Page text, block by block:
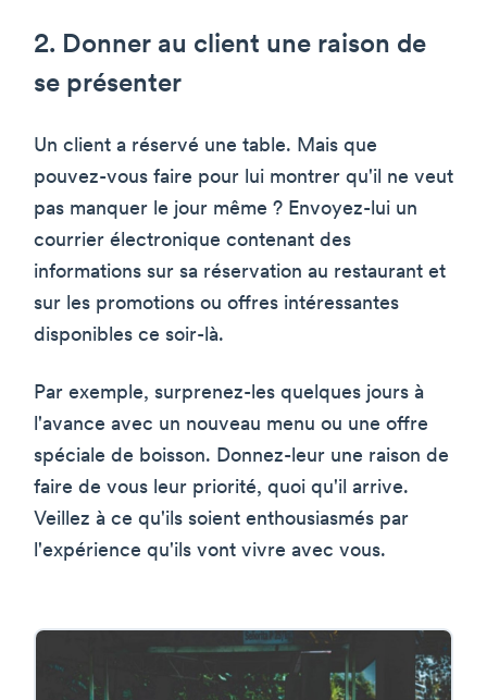
2. Donner au client une raison de
se présenter
Un client a réservé une table. Mais que
pouvez-vous faire pour lui montrer qu'il ne veut
pas manquer le jour même ? Envoyez-lui un
courrier électronique contenant des
informations sur sa réservation au restaurant et
sur les promotions ou offres intéressantes
disponibles ce soir-là.
Par exemple, surprenez-les quelques jours à
l'avance avec un nouveau menu ou une offre
spéciale de boisson. Donnez-leur une raison de
faire de vous leur priorité, quoi qu'il arrive.
Veillez à ce qu'ils soient enthousiasmés par
l'expérience qu'ils vont vivre avec vous.